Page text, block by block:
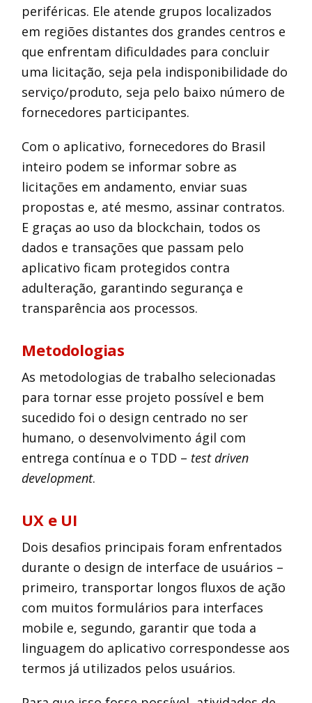
periféricas. Ele atende grupos localizados
em regiões distantes dos grandes centros e
que enfrentam dificuldades para concluir
uma licitação, seja pela indisponibilidade do
serviço/produto, seja pelo baixo número de
fornecedores participantes.
Com o aplicativo, fornecedores do Brasil
inteiro podem se informar sobre as
licitações em andamento, enviar suas
propostas e, até mesmo, assinar contratos.
E graças ao uso da blockchain, todos os
dados e transações que passam pelo
aplicativo ficam protegidos contra
adulteração, garantindo segurança e
transparência aos processos.
Metodologias
As metodologias de trabalho selecionadas
para tornar esse projeto possível e bem
sucedido foi o design centrado no ser
humano, o desenvolvimento ágil com
entrega contínua e o TDD – test driven
development.
UX e UI
Dois desafios principais foram enfrentados
durante o design de interface de usuários –
primeiro, transportar longos fluxos de ação
com muitos formulários para interfaces
mobile e, segundo, garantir que toda a
linguagem do aplicativo correspondesse aos
termos já utilizados pelos usuários.